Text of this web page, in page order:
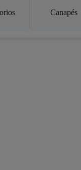
Canapés